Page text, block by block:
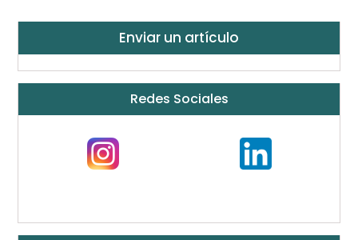
Enviar un artículo
Redes Sociales